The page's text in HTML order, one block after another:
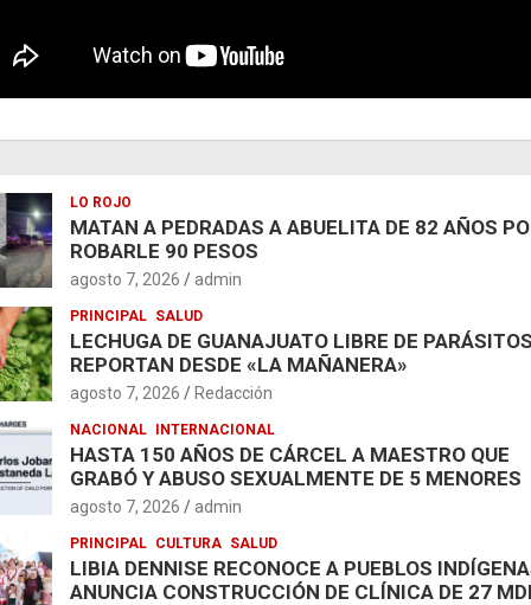
LO ROJO
MATAN A PEDRADAS A ABUELITA DE 82 AÑOS
ROBARLE 90 PESOS
agosto 7, 2026 admin
PRINCIPAL SALUD
LECHUGA DE GUANAJUATO LIBRE DE
REPORTAN DESDE «LA MAÑANERA»
agosto 7, 2026 Redacción
NACIONAL INTERNACIONAL
HASTA 150 AÑOS DE CÁRCEL A MAESTRO QUE
GRABÓ Y ABUSO SEXUALMENTE DE 5 MENORES
agosto 7, 2026 admin
PRINCIPAL CULTURA SALUD
LIBIA DENNISE RECONOCE A PUEBLOS
ANUNCIA CONSTRUCCIÓN DE CLÍNICA DE 27